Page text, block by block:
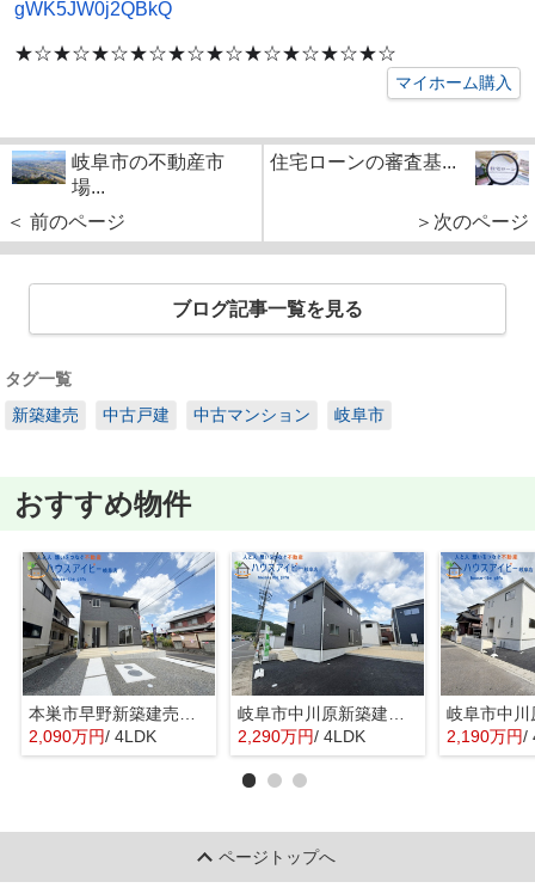
gWK5JW0j2QBkQ
★☆★☆★☆★☆★☆★☆★☆★☆★☆★☆
マイホーム購入
岐阜市の不動産市
場...
＜ 前のページ
住宅ローンの審査基...
＞次のページ
ブログ記事一覧を見る
タグ一覧
新築建売
中古戸建 中古マンション 岐阜市
おすすめ物件
2,090万円/ 4LDK
2,290万円/ 4LDK 2,190万円/
ページトップへ